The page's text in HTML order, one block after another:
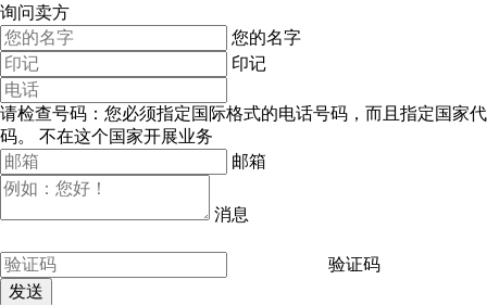
询问卖方
您的名字
印记
请检查号码：您必须指定国际格式的电话号码，而且指定国家代
码。
不在这个国家开展业务
邮箱
消息
验证码